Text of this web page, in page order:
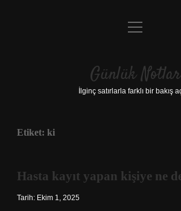
Anasayfa
Yasal Uyarı
menüyü
Günlük Notlar
İlginç satırlarla farklı bir bakış
Etiket: ki
Hasta kayıt yapan kişiye ne
Tarih: Ekim 1, 2025